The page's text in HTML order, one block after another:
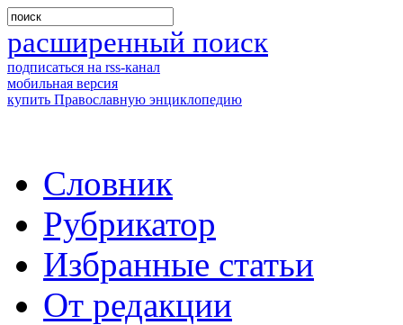
расширенный поиск
подписаться на rss-канал
мобильная версия
купить Православную энциклопедию
Словник
Рубрикатор
Избранные статьи
От редакции